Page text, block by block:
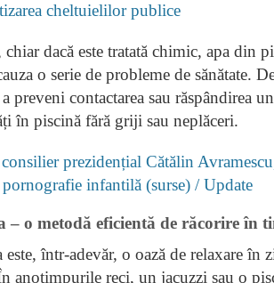
cheltuielilor publice
chiar dacă este tratată chimic, apa din
o serie de probleme de sănătate.
preveni contactarea sau răspândirea
în piscină fără griji sau neplăceri.
prezidențial Cătălin
infantilă (surse) / Update
– o metodă eficientă de răcorire în
este, într-adevăr, o oază de relaxare în
anotimpurile reci, un jacuzzi sau o